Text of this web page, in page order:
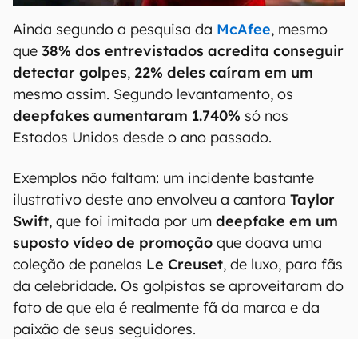
Ainda segundo a pesquisa da McAfee, mesmo
que 38% dos entrevistados acredita conseguir
detectar golpes, 22% deles caíram em um
mesmo assim. Segundo levantamento, os
deepfakes aumentaram 1.740% só nos
Estados Unidos desde o ano passado.
Exemplos não faltam: um incidente bastante
ilustrativo deste ano envolveu a cantora Taylor
Swift, que foi imitada por um deepfake em um
suposto vídeo de promoção que doava uma
coleção de panelas Le Creuset, de luxo, para fãs
da celebridade. Os golpistas se aproveitaram do
fato de que ela é realmente fã da marca e da
paixão de seus seguidores.